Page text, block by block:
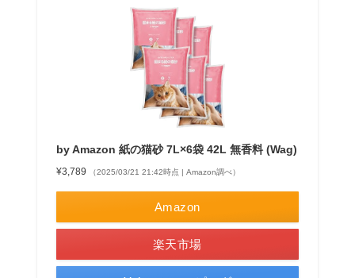
by Amazon 紙の猫砂 7L×6袋 42L 無香料 (Wag)
¥3,789 （2025/03/21 21:42時点 | Amazon調べ）
Amazon
楽天市場